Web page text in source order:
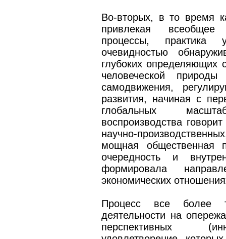
Во-вторых, в то время
привлекая всеобщее
процессы,
очевидностью
глубоких определяющих
человеческой
самодвижения,
развития, начиная с
глобальных
воспроизводства
научно-
мощная общественная
очередность и
формировала
экономических
Процесс все более
деятельности на
перспективных